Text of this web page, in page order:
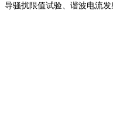
导骚扰限值试验、谐波电流发